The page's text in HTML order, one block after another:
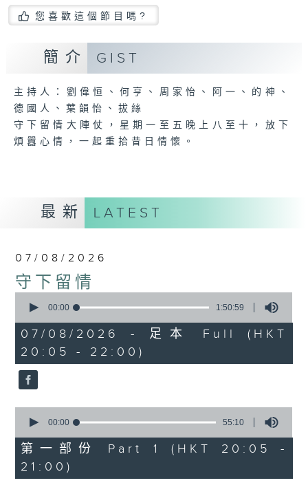
您喜歡這個節目嗎?
簡介 GIST
主持人：劉偉恒、何亨、周家怡、阿一、的神、
德國人、葉韻怡、拔絲
守下留情大陣仗，星期一至五晚上八至十，放下
煩囂心情，一起重拾昔日情懷。
最新 LATEST
07/08/2026
守下留情
seconds
1
hour,
50
minutes,
59
seconds
00:00 1:50:59
07/08/2026 - 足本 Full (HKT
20:05 - 22:00)
seconds
55
minutes,
10
seconds
00:00 55:10
第一部份 Part 1 (HKT 20:05 -
21:00)